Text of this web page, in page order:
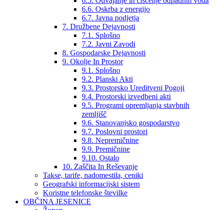
6.6. Oskrba z energijo
6.7. Javna podjetja
7. Družbene Dejavnosti
7.1. Splošno
7.2. Javni Zavodi
8. Gospodarske Dejavnosti
9. Okolje In Prostor
9.1. Splošno
9.2. Planski Akti
9.3. Prostorsko Ureditveni Pogoji
9.4. Prostorski izvedbeni akti
9.5. Programi opremljanja stavbnih
zemljišč
9.6. Stanovanjsko gospodarstvo
9.7. Poslovni prostori
9.8. Nepremičnine
9.9. Premičnine
9.10. Ostalo
10. Zaščita In Reševanje
Takse, tarife, nadomestila, ceniki
Geografski informacijski sistem
Koristne telefonske številke
OBČINA JESENICE